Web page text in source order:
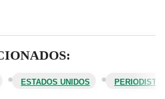
ESTADOS UNIDOS